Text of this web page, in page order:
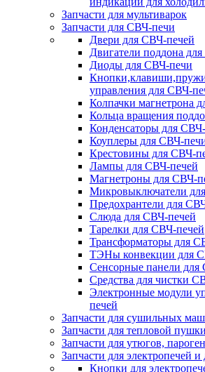
Запчасти для мультиварок
Запчасти для СВЧ-печи
Двери для СВЧ-печей
Двигатели поддона
Диоды для СВЧ-печи
управления для СВЧ-
Колпачки магнетрона
Кольца вращения
Конденсаторы для
Коуплеры для СВЧ-
Крестовины для СВЧ-
Лампы для СВЧ-печей
Магнетроны для СВЧ-
Микровыключатели
Предохрантели для
Слюда для СВЧ-печей
Тарелки для СВЧ-печей
Трансформаторы для
ТЭНы конвекции для
Сенсорные панели для
Средства для чистки
Электронные модули
печей
Запчасти для сушильных
Запчасти для тепловой пушки
Запчасти для утюгов,
Запчасти для электропечей
Кнопки для